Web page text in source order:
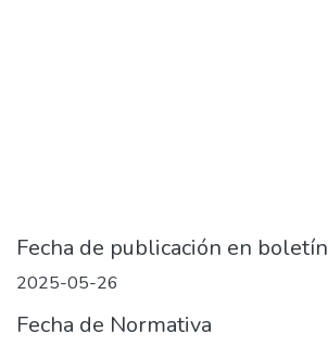
Fecha de publicación en boletín
2025-05-26
Fecha de Normativa